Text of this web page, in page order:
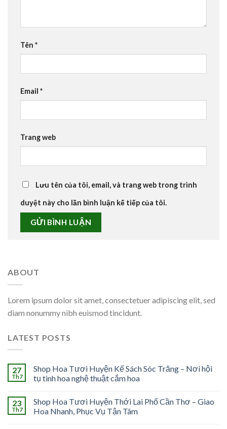
Tên *
Email *
Trang web
Lưu tên của tôi, email, và trang web trong trình
duyệt này cho lần bình luận kế tiếp của tôi.
ABOUT
Lorem ipsum dolor sit amet, consectetuer adipiscing elit, sed
diam nonummy nibh euismod tincidunt.
LATEST POSTS
27
Th7
Shop Hoa Tươi Huyện Kế Sách Sóc Trăng – Nơi hội
tụ tinh hoa nghệ thuật cắm hoa
23
Th7
Shop Hoa Tươi Huyện Thới Lai Phố Cần Thơ – Giao
Hoa Nhanh, Phục Vụ Tận Tâm